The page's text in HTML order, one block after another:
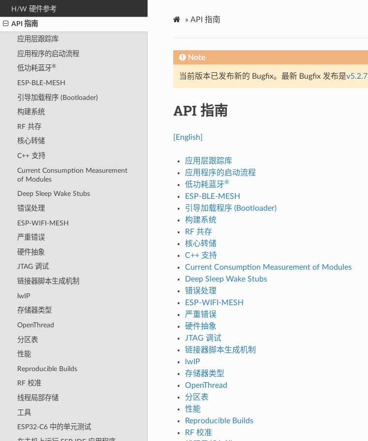
H/W 硬件参考
API 指南
应用层跟踪库
应用程序的启动流程
低功耗蓝牙®
ESP-BLE-MESH
引导加载程序 (Bootloader)
构建系统
RF 共存
核心转储
C++ 支持
Current Consumption Measurement
of Modules
Deep Sleep Wake Stubs
错误处理
ESP-WIFI-MESH
严重错误
硬件抽象
JTAG 调试
链接器脚本生成机制
lwIP
存储器类型
OpenThread
分区表
性能
Reproducible Builds
RF 校准
线程局部存储
工具
ESP32-C6 中的单元测试
» API 指南
Note
当前版本已发布新的 Bugfix。最新 Bugfix 发布是v5.2.7
API 指南
[English]
应用层跟踪库
应用程序的启动流程
低功耗蓝牙®
ESP-BLE-MESH
引导加载程序 (Bootloader)
构建系统
RF 共存
核心转储
C++ 支持
Current Consumption Measurement of Modules
Deep Sleep Wake Stubs
错误处理
ESP-WIFI-MESH
严重错误
硬件抽象
JTAG 调试
链接器脚本生成机制
lwIP
存储器类型
OpenThread
分区表
性能
Reproducible Builds
RF 校准